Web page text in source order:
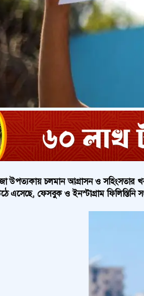
উপত্যকায় চলমান আগ্রাসন ও সহিংসতার
এসেছে, ফেসবুক ও ইনস্টাগ্রাম ফিলিস্তিনি